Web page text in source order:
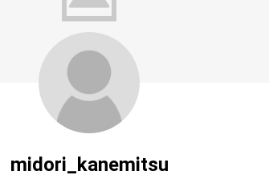
midori_kanemitsu